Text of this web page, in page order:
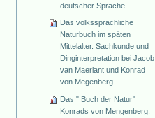
deutscher Sprache
Das volkssprachliche
Naturbuch im späten
Mittelalter. Sachkunde und
Dinginterpretation bei Jacob
van Maerlant und Konrad
von Megenberg
Das " Buch der Natur"
Konrads von Mengenberg: